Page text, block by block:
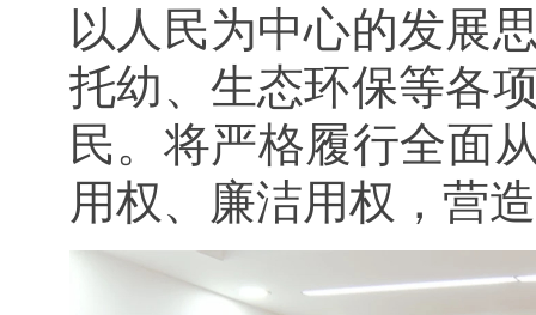
以人民为中心的发展
托幼、生态环保等各
民。将严格履行全面
用权、廉洁用权，营